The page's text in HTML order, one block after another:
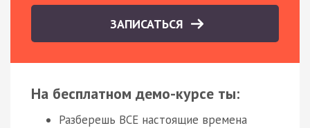
ЗАПИСАТЬСЯ
На бесплатном демо-курсе ты:
Разберешь ВСЕ настоящие времена